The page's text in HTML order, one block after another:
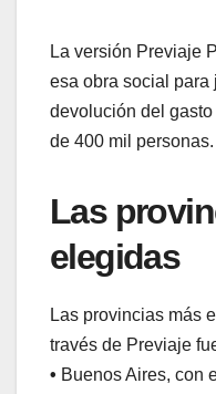
La versión Previaje
esa obra social
devolución del
de 400 mil personas.
Las
elegidas
Las provincias más
través de Previaje
• Buenos Aires, con